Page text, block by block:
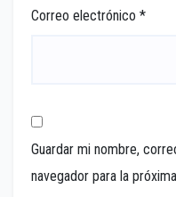
Correo electrónico *
Guardar mi nombre,
navegador para la